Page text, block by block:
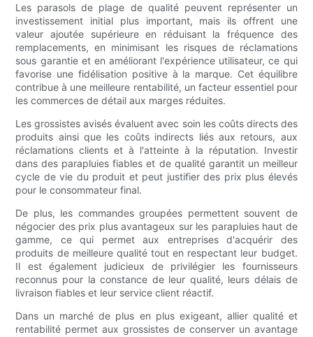
Les parasols de plage de qualité peuvent représenter un
investissement initial plus important, mais ils offrent une
valeur ajoutée supérieure en réduisant la fréquence des
remplacements, en minimisant les risques de réclamations
sous garantie et en améliorant l'expérience utilisateur, ce qui
favorise une fidélisation positive à la marque. Cet équilibre
contribue à une meilleure rentabilité, un facteur essentiel pour
les commerces de détail aux marges réduites.
Les grossistes avisés évaluent avec soin les coûts directs des
produits ainsi que les coûts indirects liés aux retours, aux
réclamations clients et à l'atteinte à la réputation. Investir
dans des parapluies fiables et de qualité garantit un meilleur
cycle de vie du produit et peut justifier des prix plus élevés
pour le consommateur final.
De plus, les commandes groupées permettent souvent de
négocier des prix plus avantageux sur les parapluies haut de
gamme, ce qui permet aux entreprises d'acquérir des
produits de meilleure qualité tout en respectant leur budget.
Il est également judicieux de privilégier les fournisseurs
reconnus pour la constance de leur qualité, leurs délais de
livraison fiables et leur service client réactif.
Dans un marché de plus en plus exigeant, allier qualité et
rentabilité permet aux grossistes de conserver un avantage